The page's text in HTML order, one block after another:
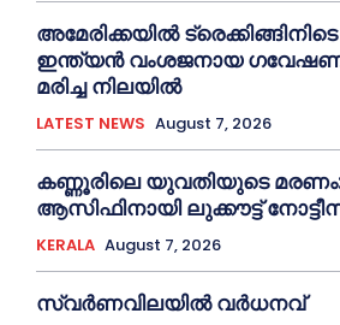
അമേരിക്കയില്‍
ഇന്ത്യൻ വംശജനായ ഗവേഷണ
മരിച്ച നിലയില്‍
LATEST NEWS August 7, 2026
കണ്ണൂരിലെ യുവതിയുടെ
ആസിഫിനായി ലുക്കൗട്ട്
KERALA August 7, 2026
സ്വർണവിലയിൽ വർധനവ്